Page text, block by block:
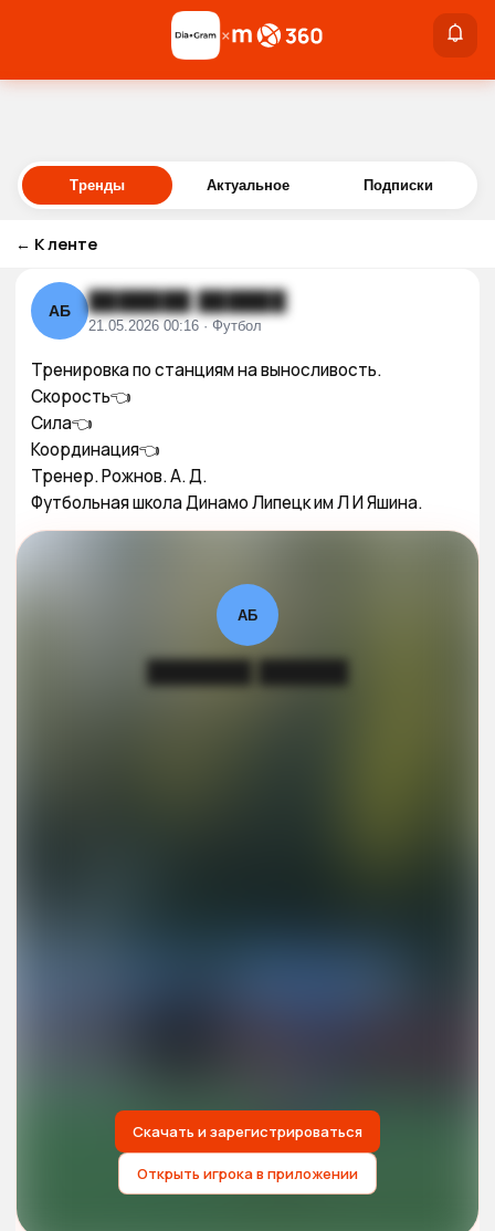
Войти
×
Тренды Актуальное Подписки
← К ленте
АБ ███████ ██████
21.05.2026 00:16 · Футбол
Тренировка по станциям на выносливость.
Скорость👈
Сила👈
Координация👈
Тренер. Рожнов. А. Д.
Футбольная школа Динамо Липецк им Л И Яшина.
АБ
Скачать и зарегистрироваться
Открыть игрока в приложении